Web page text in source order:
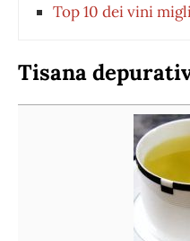
Top 10 dei vini
Tisana